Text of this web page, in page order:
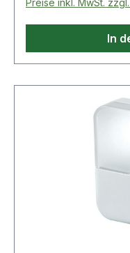
LED-Nachtlicht OL
Dämmungssensor
Preise inkl. MwSt.
In